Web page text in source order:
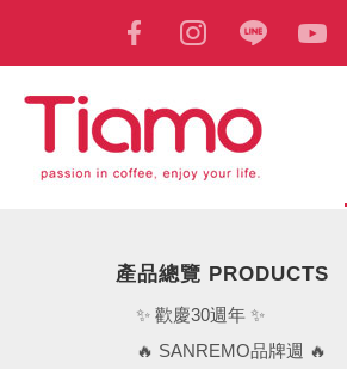
產品總覽 PRODUCTS
✨ 歡慶30週年 ✨
🔥 SANREMO品牌週 🔥